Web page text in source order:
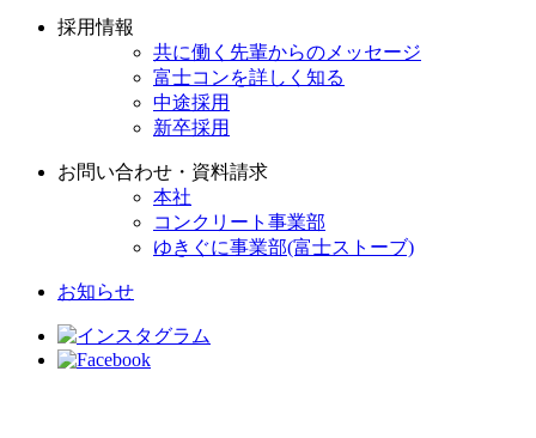
採用情報
共に働く先輩からのメッセージ
富士コンを詳しく知る
中途採用
新卒採用
お問い合わせ・資料請求
本社
コンクリート事業部
ゆきぐに事業部(富士ストーブ)
お知らせ